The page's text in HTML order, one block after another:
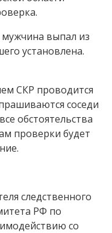
выпал из
установлена.
СКР проводится
соседи
обстоятельства
проверки будет
следственного
РФ по
со